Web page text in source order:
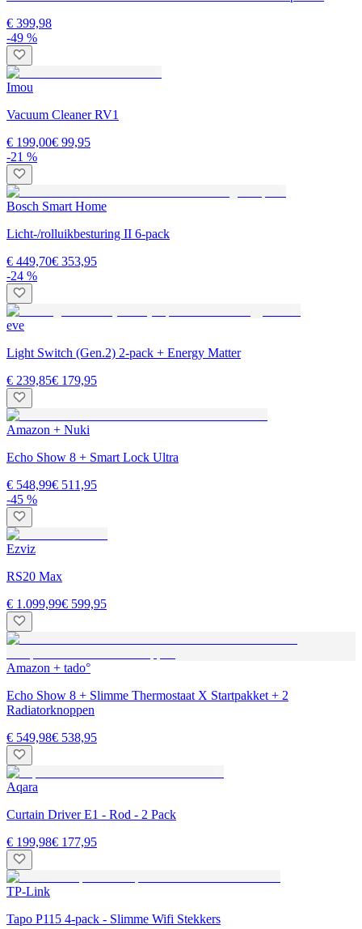
€ 399,98
-49 %
Imou
Vacuum Cleaner RV1
€ 199,00€ 99,95
-21 %
Bosch Smart Home
Licht-/rolluikbesturing II 6-pack
€ 449,70€ 353,95
-24 %
eve
Light Switch (Gen.2) 2-pack + Energy Matter
€ 239,85€ 179,95
Amazon + Nuki
Echo Show 8 + Smart Lock Ultra
€ 548,99€ 511,95
-45 %
Ezviz
RS20 Max
€ 1.099,99€ 599,95
Amazon + tado°
Echo Show 8 + Slimme Thermostaat X Startpakket + 2
Radiatorknoppen
€ 549,98€ 538,95
Aqara
Curtain Driver E1 - Rod - 2 Pack
€ 199,98€ 177,95
TP-Link
Tapo P115 4-pack - Slimme Wifi Stekkers